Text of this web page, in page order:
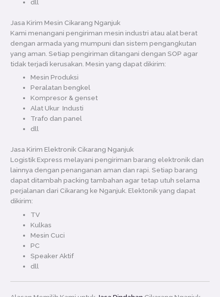
dll
Jasa Kirim Mesin Cikarang Nganjuk
Kami menangani pengiriman mesin industri atau alat berat
dengan armada yang mumpuni dan sistem pengangkutan
yang aman. Setiap pengiriman ditangani dengan SOP agar
tidak terjadi kerusakan. Mesin yang dapat dikirim:
Mesin Produksi
Peralatan bengkel
Kompresor & genset
Alat Ukur Industi
Trafo dan panel
dll
Jasa Kirim Elektronik Cikarang Nganjuk
Logistik Express melayani pengiriman barang elektronik dan
lainnya dengan penanganan aman dan rapi. Setiap barang
dapat ditambah packing tambahan agar tetap utuh selama
perjalanan dari Cikarang ke Nganjuk. Elektonik yang dapat
dikirim:
TV
Kulkas
Mesin Cuci
PC
Speaker Aktif
dll